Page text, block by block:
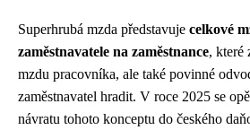
Superhrubá mzda představuje celkové
zaměstnavatele na zaměstnance, které
mzdu pracovníka, ale také povinné
zaměstnavatel hradit. V roce 2025 se
návratu tohoto konceptu do českého